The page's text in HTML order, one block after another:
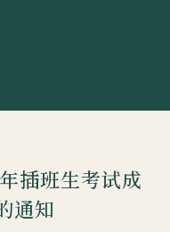
插班生考试成
通知